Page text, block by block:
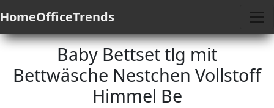
HomeOfficeTrends
Baby Bettset tlg mit
Bettwäsche Nestchen Vollstoff
Himmel Be